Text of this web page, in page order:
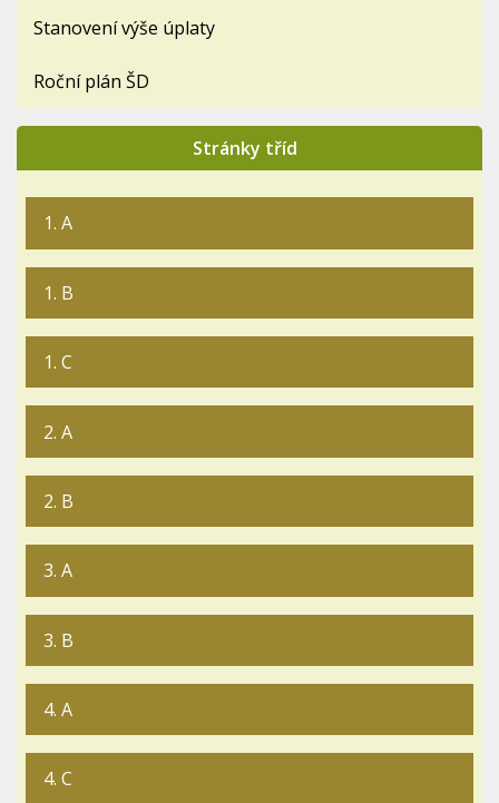
Stanovení výše úplaty
Roční plán ŠD
Stránky tříd
1. A
1. B
1. C
2. A
2. B
3. A
3. B
4. A
4. C